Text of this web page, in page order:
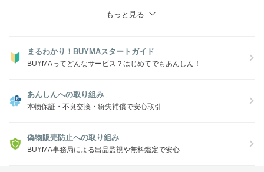
もっと見る
まるわかり！BUYMAスタートガイド
BUYMAってどんなサービス？はじめてでもあんしん！
あんしんへの取り組み
本物保証・不良交換・紛失補償で安心取引
偽物販売防止への取り組み
BUYMA事務局による出品監視や無料鑑定で安心